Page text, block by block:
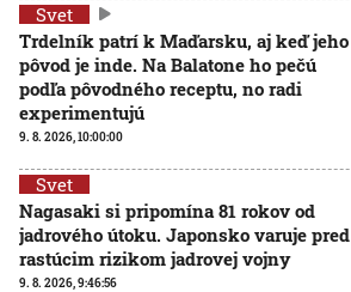
Svet
Trdelník patrí k Maďarsku, aj keď jeho
pôvod je inde. Na Balatone ho pečú
podľa pôvodného receptu, no radi
experimentujú
9. 8. 2026, 10:00:00
Svet
Nagasaki si pripomína 81 rokov od
jadrového útoku. Japonsko varuje pred
rastúcim rizikom jadrovej vojny
9. 8. 2026, 9:46:56